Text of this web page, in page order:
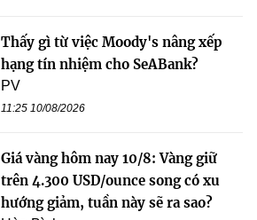
Thấy gì từ việc Moody's nâng xếp
hạng tín nhiệm cho SeABank?
PV
11:25 10/08/2026
Giá vàng hôm nay 10/8: Vàng giữ
trên 4.300 USD/ounce song có xu
hướng giảm, tuần này sẽ ra sao?